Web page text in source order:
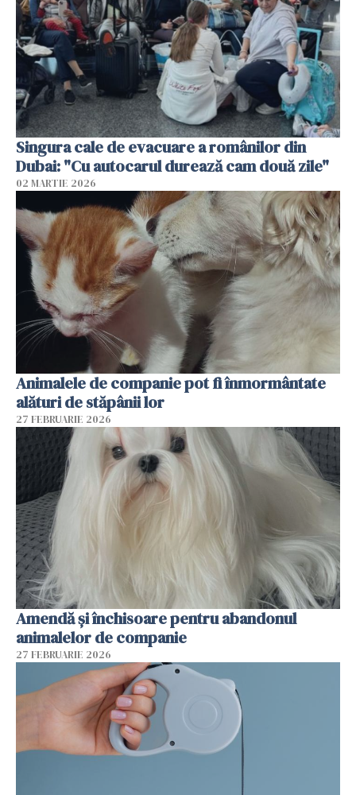
Singura cale de evacuare a românilor din
Dubai: "Cu autocarul durează cam două zile"
02 MARTIE 2026
Animalele de companie pot fi înmormântate
alături de stăpânii lor
27 FEBRUARIE 2026
Amendă și închisoare pentru abandonul
animalelor de companie
27 FEBRUARIE 2026